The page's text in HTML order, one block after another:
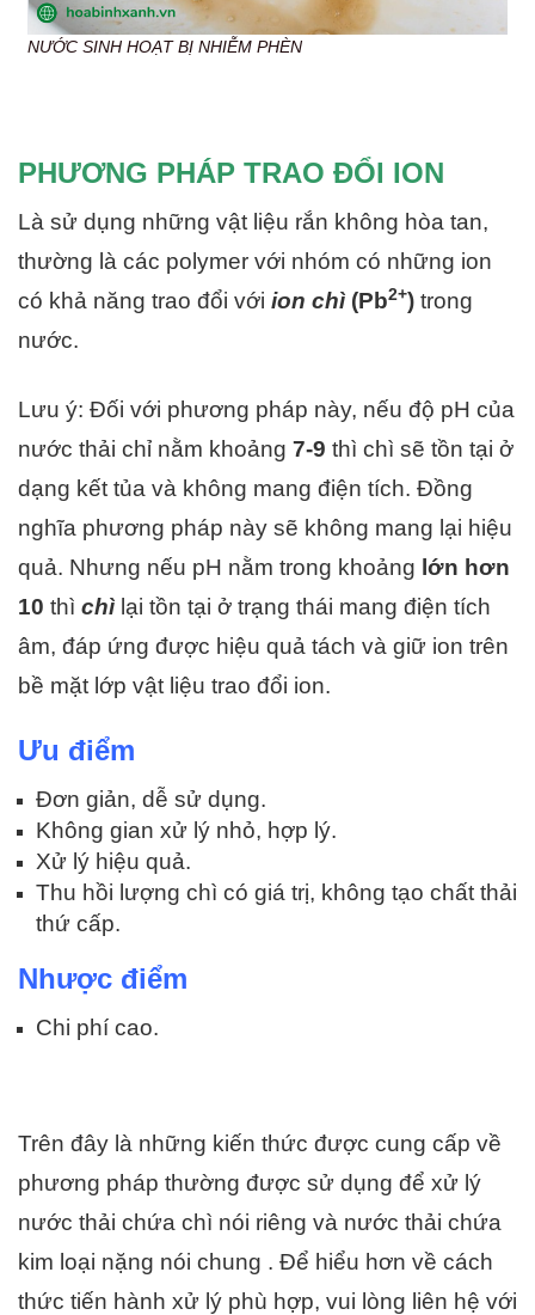
NƯỚC SINH HOẠT BỊ NHIỄM PHÈN
PHƯƠNG PHÁP TRAO ĐỔI ION
Là sử dụng những vật liệu rắn không hòa tan,
thường là các polymer với nhóm có những ion
có khả năng trao đổi với ion chì (Pb2+) trong
nước.
Lưu ý: Đối với phương pháp này, nếu độ pH của
nước thải chỉ nằm khoảng 7-9 thì chì sẽ tồn tại ở
dạng kết tủa và không mang điện tích. Đồng
nghĩa phương pháp này sẽ không mang lại hiệu
quả. Nhưng nếu pH nằm trong khoảng lớn hơn
10 thì chì lại tồn tại ở trạng thái mang điện tích
âm, đáp ứng được hiệu quả tách và giữ ion trên
bề mặt lớp vật liệu trao đổi ion.
Ưu điểm
Đơn giản, dễ sử dụng.
Không gian xử lý nhỏ, hợp lý.
Xử lý hiệu quả.
Thu hồi lượng chì có giá trị, không tạo chất thải
thứ cấp.
Nhược điểm
Chi phí cao.
Trên đây là những kiến thức được cung cấp về
phương pháp thường được sử dụng để xử lý
nước thải chứa chì nói riêng và nước thải chứa
kim loại nặng nói chung . Để hiểu hơn về cách
thức tiến hành xử lý phù hợp, vui lòng liên hệ với